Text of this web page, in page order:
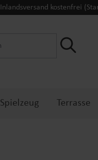
Inlandsversand kostenfrei
Spielzeug Terrasse